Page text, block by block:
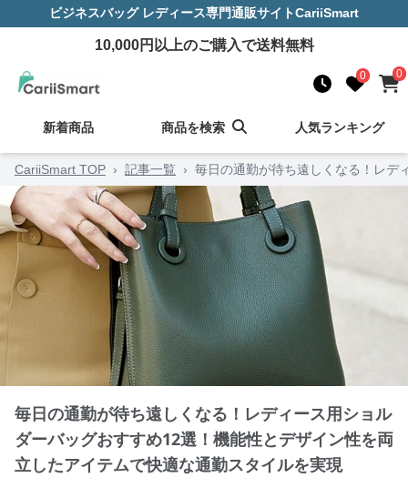
ビジネスバッグ レディース専門通販サイトCariiSmart
10,000円以上のご購入で送料無料
0 0
新着商品 商品を検索 人気ランキング
CariiSmart TOP › 記事一覧 › 毎日の通勤が待ち遠しくなる！レデ
毎日の通勤が待ち遠しくなる！レディース用ショル
ダーバッグおすすめ12選！機能性とデザイン性を両
立したアイテムで快適な通勤スタイルを実現